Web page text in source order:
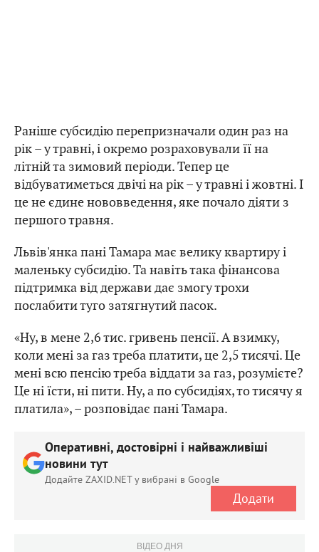
Раніше субсидію перепризначали один раз на
рік – у травні, і окремо розраховували її на
літній та зимовий періоди. Тепер це
відбуватиметься двічі на рік – у травні і жовтні. І
це не єдине нововведення, яке почало діяти з
першого травня.
Львів'янка пані Тамара має велику квартиру і
маленьку субсидію. Та навіть така фінансова
підтримка від держави дає змогу трохи
послабити туго затягнутий пасок.
«Ну, в мене 2,6 тис. гривень пенсії. А взимку,
коли мені за газ треба платити, це 2,5 тисячі. Це
мені всю пенсію треба віддати за газ, розумієте?
Це ні їсти, ні пити. Ну, а по субсидіях, то тисячу я
платила», – розповідає пані Тамара.
Оперативні, достовірні і найважливіші
новини тут
Додайте ZAXID.NET у вибрані в Google
Додати
ВІДЕО ДНЯ